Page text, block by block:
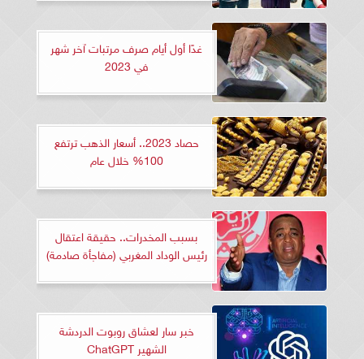
غدًا أول أيام صرف مرتبات آخر شهر
في 2023
حصاد 2023.. أسعار الذهب ترتفع
100% خلال عام
بسبب المخدرات.. حقيقة اعتقال
رئيس الوداد المغربي (مفاجأة صادمة)
خبر سار لعشاق روبوت الدردشة
الشهير ChatGPT